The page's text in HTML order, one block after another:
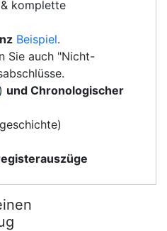
& komplette
Beispiel.
Sie auch "Nicht-
) und Chronologischer